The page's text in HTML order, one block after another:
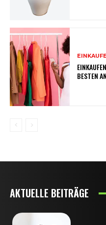
BESTEN
AKTUELLE BEITRÄGE